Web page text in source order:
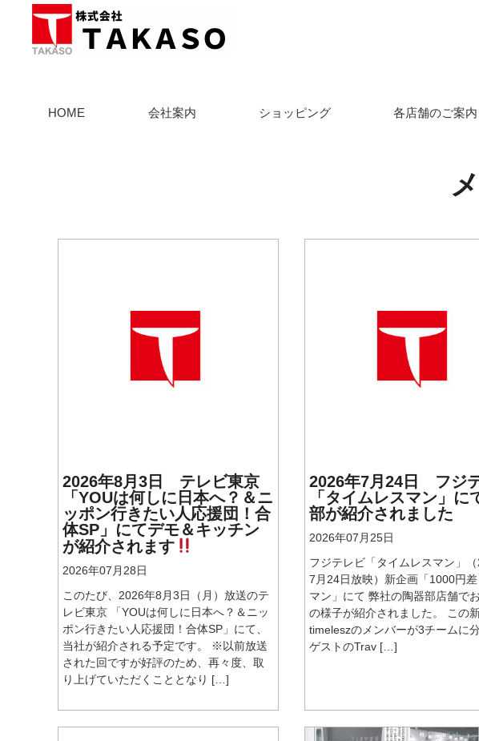
HOME 会社案内 ショッピング 各店舗のご案内
ホーム メディア
2026年8月3日 テレビ東京
「YOUは何しに日本へ？＆ニ
ッポン行きたい人応援団！合
体SP」にてデモ＆キッチン
が紹介されます
2026年07月28日
このたび、2026年8月3日（月）放送のテ
レビ東京 「YOUは何しに日本へ？＆ニッ
ポン行きたい人応援団！合体SP」にて、
当社が紹介される予定です。 ※以前放送
された回ですが好評のため、再々度、取
り上げていただくこととなり […]
2026年7月24日 フジ
「タイムレスマン」に
部が紹介されました
2026年07月25日
フジテレビ「タイムレスマン」
7月24日放映）新企画「1000円
マン」にて 弊社の陶器部店舗で
の様子が紹介されました。 この
timeleszのメンバーが3チームに分
ゲストのTrav […]